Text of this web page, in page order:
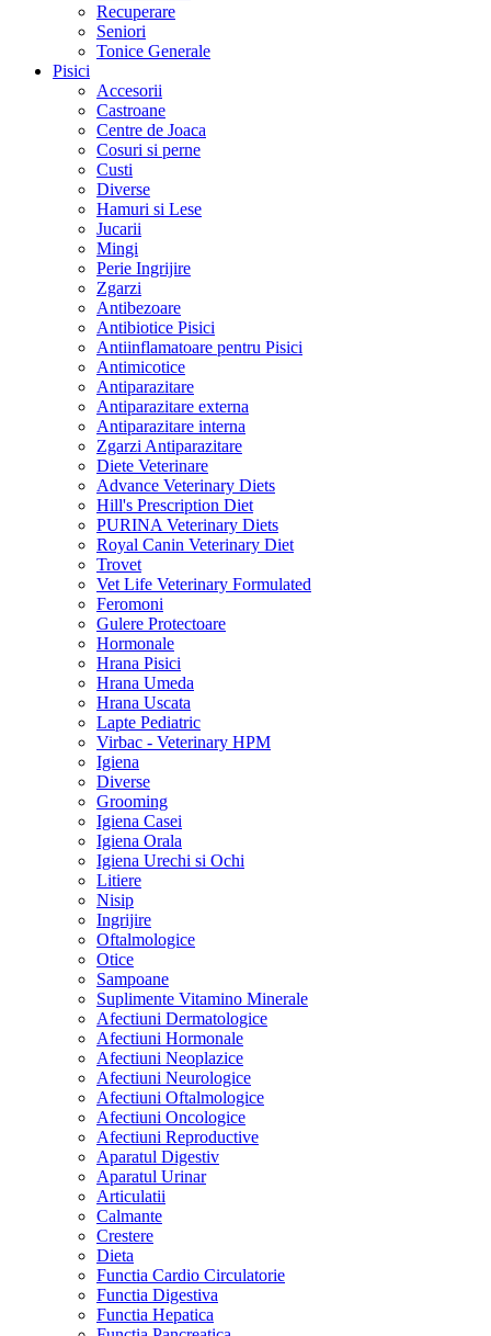
Recuperare
Seniori
Tonice Generale
Pisici
Accesorii
Castroane
Centre de Joaca
Cosuri si perne
Custi
Diverse
Hamuri si Lese
Jucarii
Mingi
Perie Ingrijire
Zgarzi
Antibezoare
Antibiotice Pisici
Antiinflamatoare pentru Pisici
Antimicotice
Antiparazitare
Antiparazitare externa
Antiparazitare interna
Zgarzi Antiparazitare
Diete Veterinare
Advance Veterinary Diets
Hill's Prescription Diet
PURINA Veterinary Diets
Royal Canin Veterinary Diet
Trovet
Vet Life Veterinary Formulated
Feromoni
Gulere Protectoare
Hormonale
Hrana Pisici
Hrana Umeda
Hrana Uscata
Lapte Pediatric
Virbac - Veterinary HPM
Igiena
Diverse
Grooming
Igiena Casei
Igiena Orala
Igiena Urechi si Ochi
Litiere
Nisip
Ingrijire
Oftalmologice
Otice
Sampoane
Suplimente Vitamino Minerale
Afectiuni Dermatologice
Afectiuni Hormonale
Afectiuni Neoplazice
Afectiuni Neurologice
Afectiuni Oftalmologice
Afectiuni Oncologice
Afectiuni Reproductive
Aparatul Digestiv
Aparatul Urinar
Articulatii
Calmante
Crestere
Dieta
Functia Cardio Circulatorie
Functia Digestiva
Functia Hepatica